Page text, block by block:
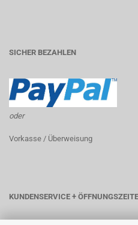
SICHER BEZAHLEN
oder
Vorkasse / Überweisung
KUNDENSERVICE +